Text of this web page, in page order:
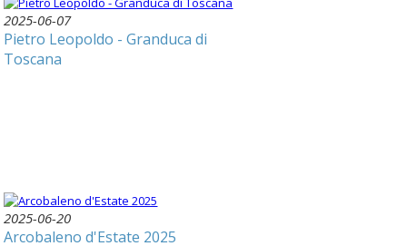
2025-06-07
Pietro Leopoldo - Granduca di
Toscana
2025-06-20
Arcobaleno d'Estate 2025